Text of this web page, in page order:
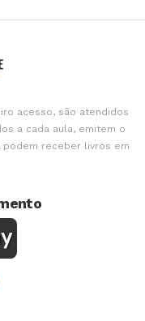
acesso, são atendidos
a cada aula, emitem o
receber livros em